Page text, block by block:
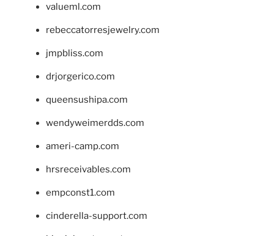
valueml.com
rebeccatorresjewelry.com
jmpbliss.com
drjorgerico.com
queensushipa.com
wendyweimerdds.com
ameri-camp.com
hrsreceivables.com
empconst1.com
cinderella-support.com